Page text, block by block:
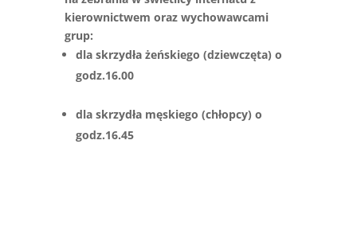
kierownictwem oraz wychowawcami
grup:
dla skrzydła żeńskiego (dziewczęta) o
godz.16.00
dla skrzydła męskiego (chłopcy) o
godz.16.45